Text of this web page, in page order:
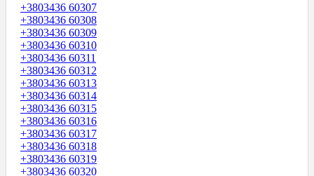
+3803436 60307
+3803436 60308
+3803436 60309
+3803436 60310
+3803436 60311
+3803436 60312
+3803436 60313
+3803436 60314
+3803436 60315
+3803436 60316
+3803436 60317
+3803436 60318
+3803436 60319
+3803436 60320